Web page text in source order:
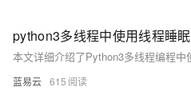
python3多线程中使用线程睡眠
蓝易云 615